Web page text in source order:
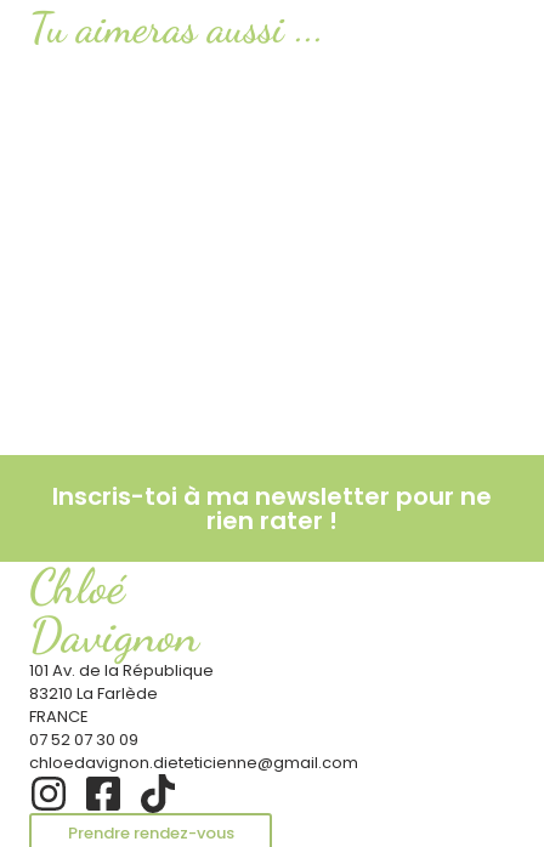
Tu aimeras aussi ...
Inscris-toi à ma newsletter pour ne
rien rater !
Chloé
Davignon
101 Av. de la République
83210 La Farlède
FRANCE
07 52 07 30 09
chloedavignon.dieteticienne@gmail.com
Prendre rendez-vous